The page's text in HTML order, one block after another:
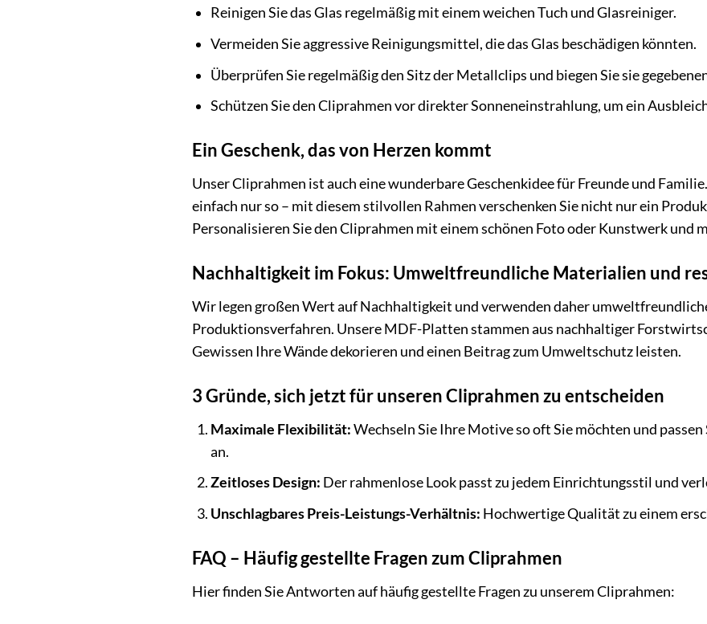
Reinigen Sie das Glas regelmäßig mit einem weichen Tuch und Glasreiniger.
Vermeiden Sie aggressive Reinigungsmittel, die das Glas beschädigen könnten.
Überprüfen Sie regelmäßig den Sitz der Metallclips und biegen Sie sie
Schützen Sie den Cliprahmen vor direkter Sonneneinstrahlung, um ein
Ein Geschenk, das von Herzen kommt
Unser Cliprahmen ist auch eine wunderbare Geschenkidee für Freunde und
einfach nur so – mit diesem stilvollen Rahmen verschenken Sie nicht nur ein
Personalisieren Sie den Cliprahmen mit einem schönen Foto oder Kunstwerk und
Nachhaltigkeit im Fokus: Umweltfreundliche Materialien und
Wir legen großen Wert auf Nachhaltigkeit und verwenden daher
Produktionsverfahren. Unsere MDF-Platten stammen aus nachhaltiger
Gewissen Ihre Wände dekorieren und einen Beitrag zum Umweltschutz leisten.
3 Gründe, sich jetzt für unseren Cliprahmen zu entscheiden
Maximale Flexibilität:Wechseln Sie Ihre Motive so oft Sie möchten und
an.
Zeitloses Design: Der rahmenlose Look passt zu jedem Einrichtungsstil und
Unschlagbares Preis-Leistungs-Verhältnis: Hochwertige Qualität zu einem
FAQ – Häufig gestellte Fragen zum Cliprahmen
Hier finden Sie Antworten auf häufig gestellte Fragen zu unserem Cliprahmen: